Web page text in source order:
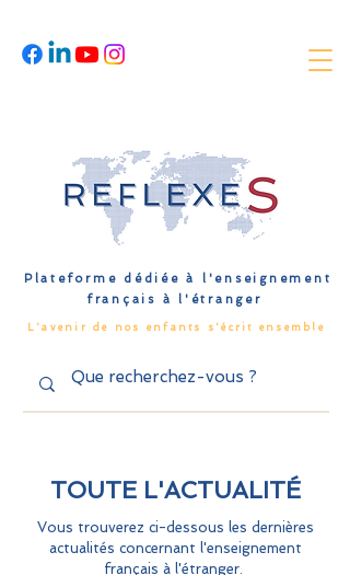
Plateforme dédiée à l'enseignement
français à l'étranger
L'avenir de nos enfants s'écrit ensemble
TOUTE L'ACTUALITÉ
Vous trouverez ci-dessous les dernières
actualités concernant l'enseignement
français à l'étranger.